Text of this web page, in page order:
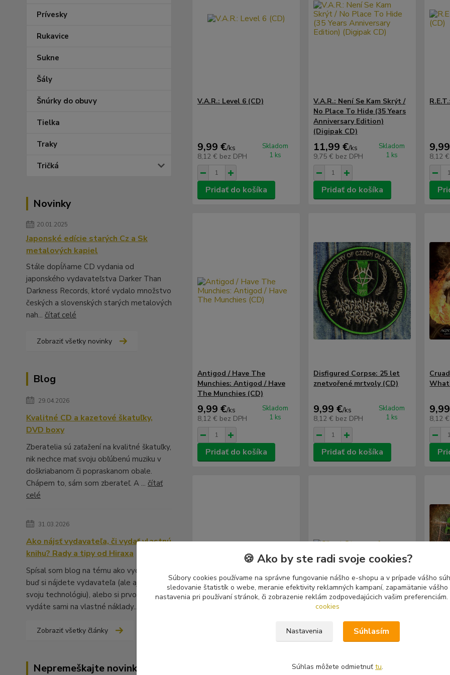
Prívesky
Rukavice
Sukne
Šály
Šnúrky do obuvy
Tielka
Traky
Tričká
Novinky
20.01.2025
Japonské edície starých Cz a Sk
metalových kapiel
Stále dopĺňame CD vydania od
japonského vydavateľstva Darker Than
Darkness Records, ktoré vydalo množstvo
českých a slovenských starých metalových
nah... čítať celé
Zobraziť všetky novinky
Blog
29.04.2026
Kvalitné CD a kazetové škatuľky,
DVD boxy
Zberatelia sú zaťažení na kvalitné škatuľky,
nik nechce mať svoju obľúbenú muziku v
doškriabanom či popraskanom obale.
Chápem to, sám som zberateľ. A ... čítať
celé
31.03.2026
Ako nájsť vydavateľa, či vydať vlastnú
knihu? Rady a tipy od Hiraxa
Spísal som blog na tému ako vydať knihu -
buď si nájdete vydavateľa (ale aj to má
svoju technológiu), alebo si prvotinu
vydáte sami na vlastné náklady...
Zobraziť všetky články
Nepremeškajte novinky, akcie
V.A.R.: Level 6 (CD)
9,99 €/ks
8,12 € bez DPH
Skladom
1 ks
Pridať do košíka
V.A.R.: Není Se Kam Skrýt /
No Place To Hide (35 Years
Anniversary Edition)
(Digipak CD)
11,99 €/ks
9,75 € bez DPH
Skladom
1 ks
Pridať do košíka
8,12
Antigod / Have The
Munchies: Antigod / Have
The Munchies (CD)
9,99 €/ks
8,12 € bez DPH
Skladom
1 ks
Pridať do košíka
Disfigured Corpse: 25 let
znetvořené mrtvoly (CD)
9,99 €/ks
8,12 € bez DPH
Skladom
1 ks
Pridať do košíka
8,12
Silent Stream of Godless
🍪 Ako by ste radi svoje cookies?
Súbory cookies používame na správne fungovanie nášho e-shopu a v prípade vášho
sledovanie štatistík o webe, meranie efektivity reklamných kampaní, zapamätanie
nastavenia pri používaní stránok, či zobrazenie reklám zodpovedajúcich vašim preferenciám.
cookies
Nastavenia Súhlasím
Súhlas môžete odmietnuť tu.